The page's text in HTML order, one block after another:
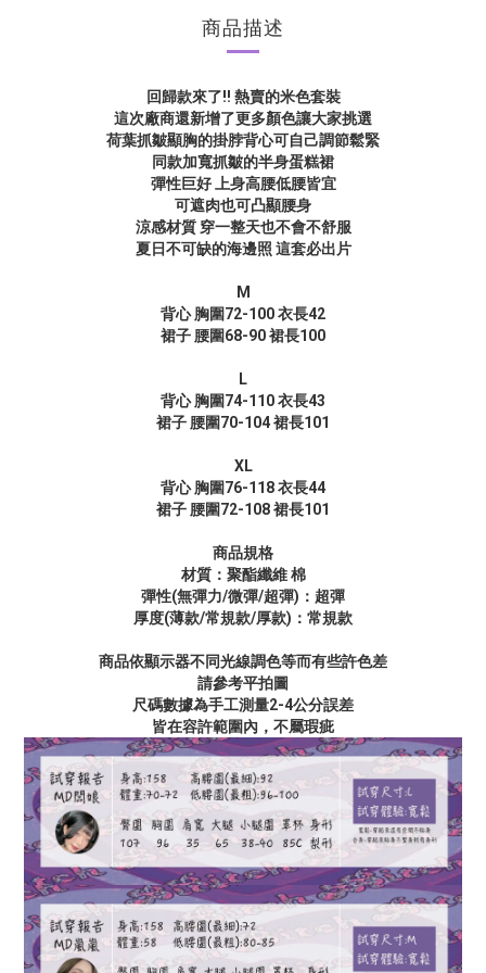
商品描述
回歸款來了!! 熱賣的米色套裝
這次廠商還新增了更多顏色讓大家挑選
荷葉抓皺顯胸的掛脖背心可自己調節鬆緊
同款加寬抓皺的半身蛋糕裙
彈性巨好 上身高腰低腰皆宜
可遮肉也可凸顯腰身
涼感材質 穿一整天也不會不舒服
夏日不可缺的海邊照 這套必出片
M
背心胸圍72-100 衣長42
裙子 腰圍68-90 裙長100
L
背心 胸圍74-110 衣長43
裙子 腰圍70-104 裙長101
XL
背心 胸圍76-118 衣長44
裙子 腰圍72-108 裙長101
商品規格
材質：聚酯纖維 棉
彈性(無彈力/微彈/超彈)：超彈
厚度(薄款/常規款/厚款)：常規款
商品依顯示器不同光線調色等而有些許色差
請參考平拍圖
尺碼數據為手工測量2-4公分誤差
皆在容許範圍內，不屬瑕疵